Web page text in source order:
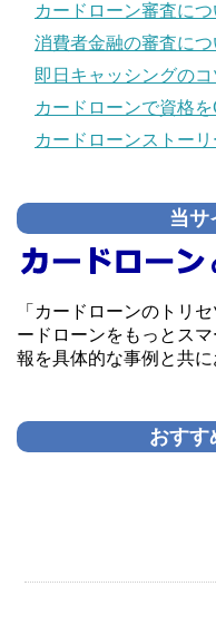
カードローン審査につ
消費者金融の審査につ
即日キャッシングのコ
カードローンで資格
カードローンストーリ
当サ
「カードローンのトリ
ードローンをもっとス
報を具体的な事例と共に
おすす